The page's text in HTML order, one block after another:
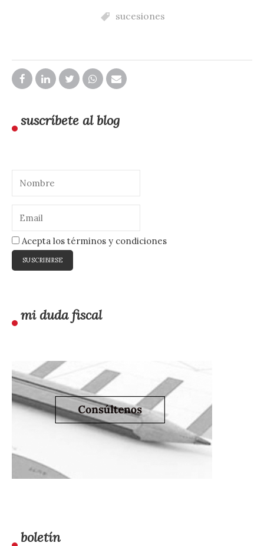
sucesiones
suscríbete al blog
Acepta los términos y condiciones
mi duda fiscal
boletín